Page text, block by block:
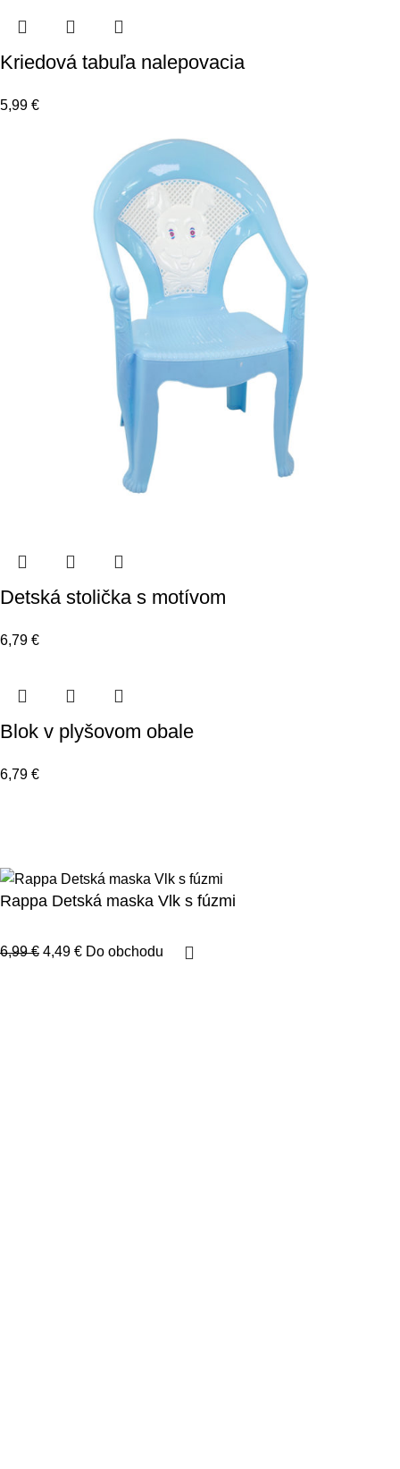
Kriedová tabuľa nalepovacia
5,99 €
Detská stolička s motívom
6,79 €
Blok v plyšovom obale
6,79 €
Rappa Detská maska Vlk s fúzmi
6,99€ 4,49 € Do obchodu